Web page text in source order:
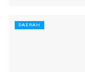
DAERAH